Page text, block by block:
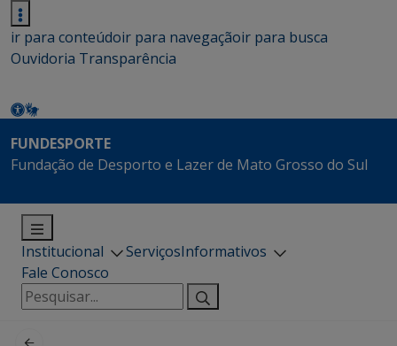
ir para conteúdoir para navegaçãoir para busca
Ouvidoria Transparência
FUNDESPORTE
Fundação de Desporto e Lazer de Mato Grosso do Sul
Institucional ServiçosInformativos
Fale Conosco
Pesquisar
por: